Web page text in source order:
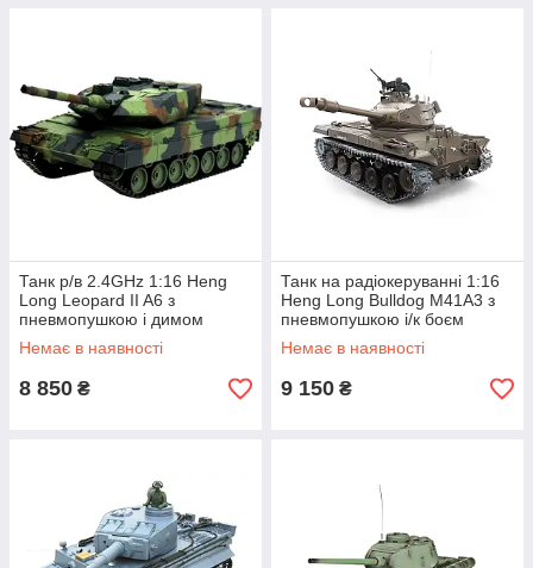
Танк р/в 2.4GHz 1:16 Heng
Long Leopard II A6 з
пневмопушкою і димом
(HL3889-1) MK official
Немає в наявності
8 850 ₴
Танк на радіокеруванні 1:16
Heng Long Bulldog M41A3 з
пневмопушкою і/к боєм
(Upgrade) MK official
Немає в наявності
9 150 ₴